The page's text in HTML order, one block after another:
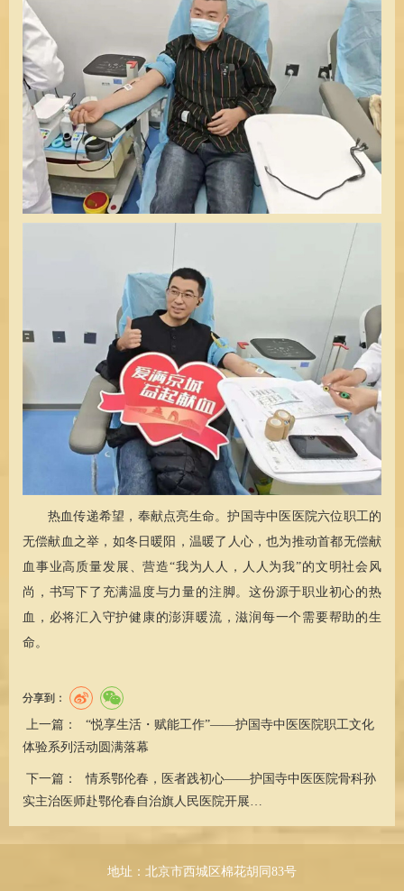
热血传递希望，奉献点亮生命。护国寺中医医院六位职工的
无偿献血之举，如冬日暖阳，温暖了人心，也为推动首都无偿献
血事业高质量发展、营造“我为人人，人人为我”的文明社会风
尚，书写下了充满温度与力量的注脚。这份源于职业初心的热
血，必将汇入守护健康的澎湃暖流，滋润每一个需要帮助的生
命。
分享到：
上一篇：
“悦享生活・赋能工作”——护国寺中医医院职工文化
体验系列活动圆满落幕
下一篇：
情系鄂伦春，医者践初心——护国寺中医医院骨科孙
实主治医师赴鄂伦春自治旗人民医院开展…
地址：北京市西城区棉花胡同83号